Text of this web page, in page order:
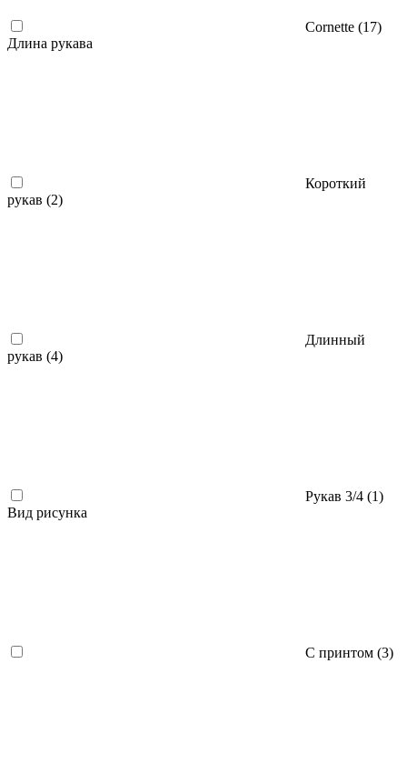
Cornette (17)
Длина рукава
Короткий
рукав (2)
Длинный
рукав (4)
Рукав 3/4 (1)
Вид рисунка
С принтом (3)